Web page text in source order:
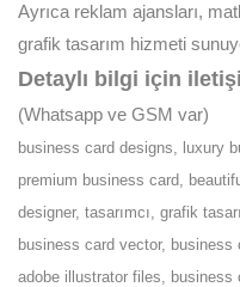
Ayrıca reklam ajansları,
grafik tasarım hizmeti
Detaylı bilgi için
(Whatsapp ve GSM var)
business card designs, luxury
premium business card,
designer, tasarımcı, grafik
business card vector,
adobe illustrator files, business